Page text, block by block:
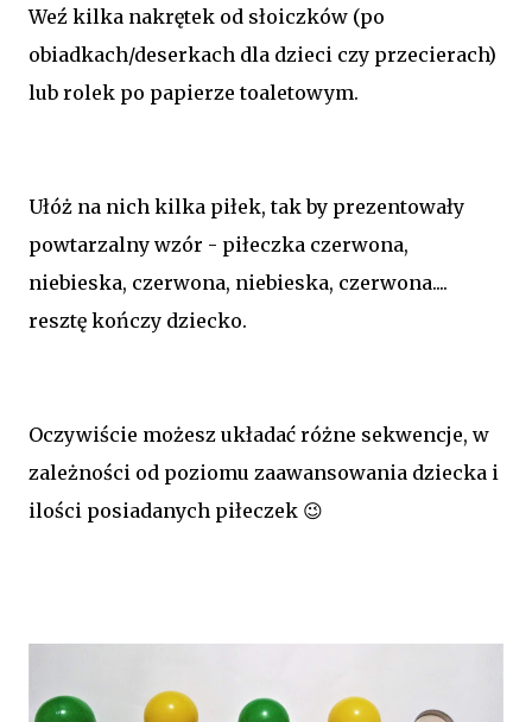
Weź kilka nakrętek od słoiczków (po
obiadkach/deserkach dla dzieci czy przecierach)
lub rolek po papierze toaletowym.
Ułóż na nich kilka piłek, tak by prezentowały
powtarzalny wzór - piłeczka czerwona,
niebieska, czerwona, niebieska, czerwona....
resztę kończy dziecko.
Oczywiście możesz układać różne sekwencje, w
zależności od poziomu zaawansowania dziecka i
ilości posiadanych piłeczek 😉